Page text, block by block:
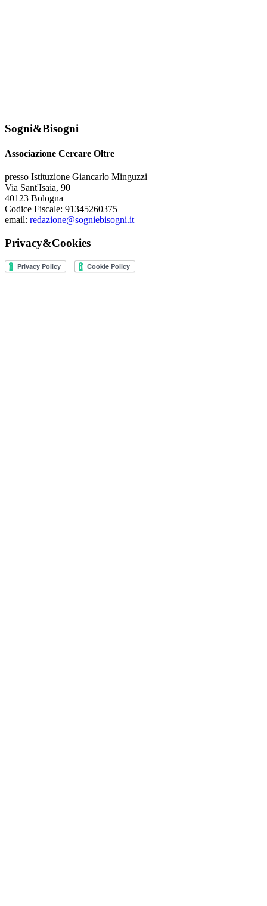
Sogni&Bisogni
Associazione Cercare Oltre
presso Istituzione Giancarlo Minguzzi
Via Sant'Isaia, 90
40123 Bologna
Codice Fiscale: 91345260375
email: redazione@sogniebisogni.it
Privacy&Cookies